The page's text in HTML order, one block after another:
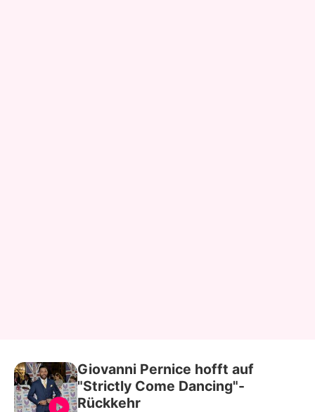
Giovanni Pernice hofft auf
"Strictly Come Dancing"-
Rückkehr